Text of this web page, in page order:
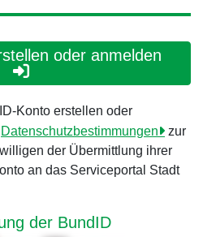
oder anmelden
Konto erstellen oder
Datenschutzbestimmungen
zur
der Übermittlung ihrer
an das Serviceportal Stadt
der BundID